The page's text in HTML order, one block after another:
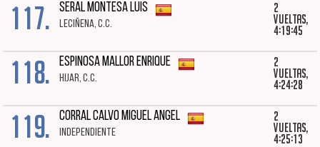
117. SERAL MONTESA LUIS
LECIÑENA, C.C.
2
vueltas,
4:19:45
118. ESPINOSA MALLOR ENRIQUE
HIJAR, C.C.
2
vueltas,
4:24:28
119. CORRAL CALVO MIGUEL ANGEL
INDEPENDIENTE
2
vueltas,
4:25:13